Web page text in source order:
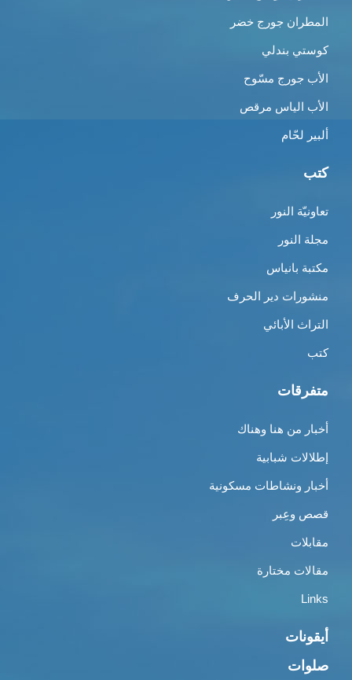
المطران جورج خضر
كوستي بندلي
الأب جورج مسّوح
الأب الياس مرقص
ألبير لحّام
كتب
تعاونيّة النور
مجلة النور
مكتبة بانياس
منشورات دير الحرف
التراث الأبائي
كتب
متفرقات
أخبار من هنا وهناك
إطلالات شبابية
أخبار ونشاطات مسكونية
قصص وعِبر
مقابلات
مقالات مختارة
Links
أيقونات
صلوات